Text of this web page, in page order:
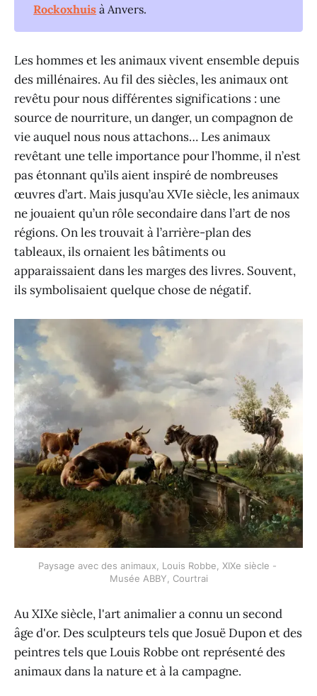
Rockoxhuis à Anvers.
Les hommes et les animaux vivent ensemble depuis
des millénaires. Au fil des siècles, les animaux ont
revêtu pour nous différentes significations : une
source de nourriture, un danger, un compagnon de
vie auquel nous nous attachons… Les animaux
revêtant une telle importance pour l’homme, il n’est
pas étonnant qu’ils aient inspiré de nombreuses
œuvres d’art. Mais jusqu’au XVIe siècle, les animaux
ne jouaient qu’un rôle secondaire dans l’art de nos
régions. On les trouvait à l’arrière-plan des
tableaux, ils ornaient les bâtiments ou
apparaissaient dans les marges des livres. Souvent,
ils symbolisaient quelque chose de négatif.
Paysage avec des animaux, Louis Robbe, XIXe siècle -
Musée ABBY, Courtrai
Au XIXe siècle, l'art animalier a connu un second
âge d'or. Des sculpteurs tels que Josuë Dupon et des
peintres tels que Louis Robbe ont représenté des
animaux dans la nature et à la campagne.